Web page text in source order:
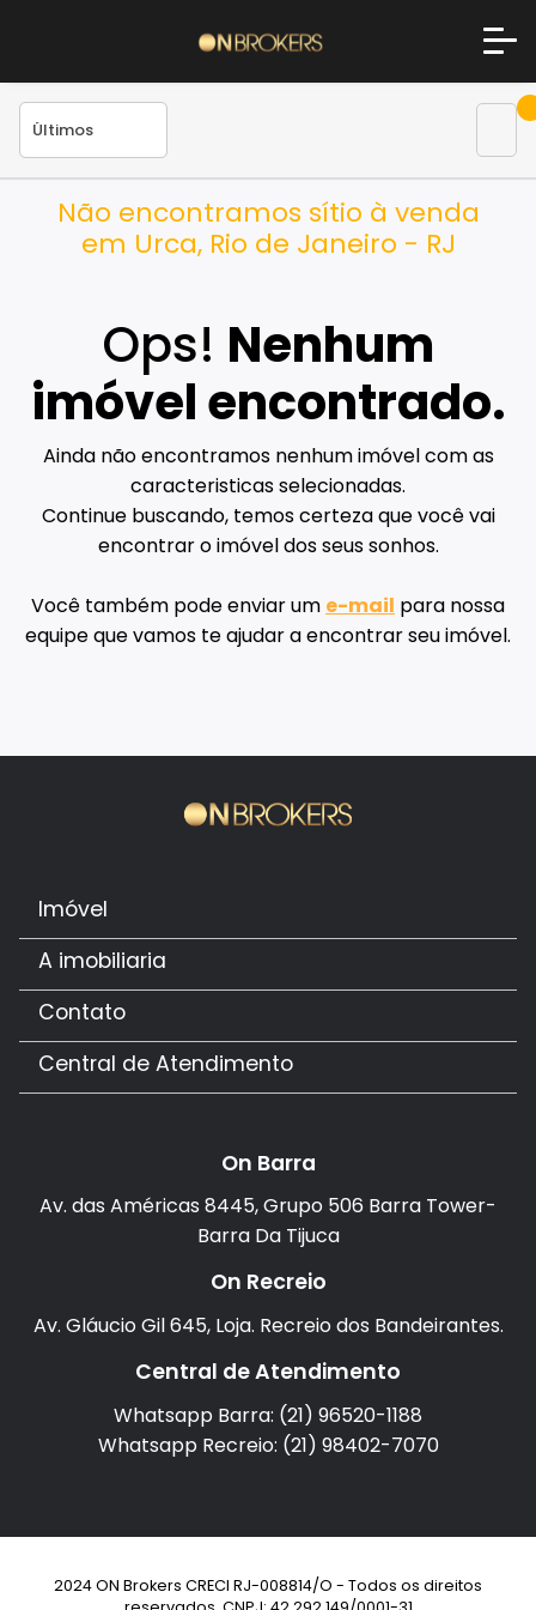
Não encontramos sítio à venda
em Urca, Rio de Janeiro - RJ
Ops! Nenhum
imóvel encontrado.
Ainda não encontramos nenhum imóvel com as
caracteristicas selecionadas.
Continue buscando, temos certeza que você vai
encontrar o imóvel dos seus sonhos.
Você também pode enviar um e-mail para nossa
equipe que vamos te ajudar a encontrar seu imóvel.
Imóvel
A imobiliaria
Contato
Central de Atendimento
On Barra
Av. das Américas 8445, Grupo 506 Barra Tower-
Barra Da Tijuca
On Recreio
Av. Gláucio Gil 645, Loja. Recreio dos Bandeirantes.
Central de Atendimento
Whatsapp Barra: (21) 96520-1188
Whatsapp Recreio: (21) 98402-7070
2024 ON Brokers CRECI RJ-008814/O - Todos os direitos